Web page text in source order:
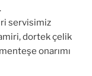
servisimiz
dortek çelik
onarımı